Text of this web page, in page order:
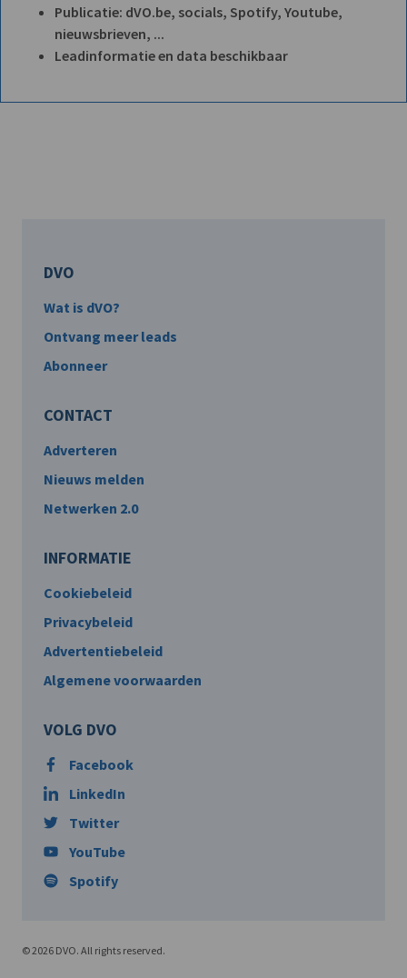
Publicatie: dVO.be, socials, Spotify, Youtube,
nieuwsbrieven, ...
Leadinformatie en data beschikbaar
DVO
Wat is dVO?
Ontvang meer leads
Abonneer
CONTACT
Adverteren
Nieuws melden
Netwerken 2.0
INFORMATIE
Cookiebeleid
Privacybeleid
Advertentiebeleid
Algemene voorwaarden
VOLG DVO
Facebook
LinkedIn
Twitter
YouTube
Spotify
© 2026 DVO. All rights reserved.